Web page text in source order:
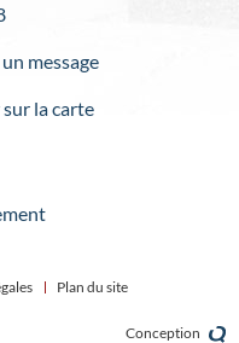
message
la carte
Plan du site
Conception